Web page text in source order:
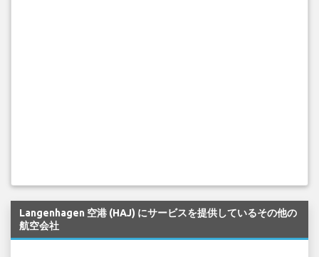
Langenhagen 空港 (HAJ) にサービスを提供しているその他の
航空会社